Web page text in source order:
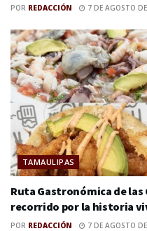
POR REDACCIÓN 7 DE AGOSTO
TAMAULIPAS
Ruta Gastronómica de
recorrido por la historia
POR REDACCIÓN 7 DE AGOSTO